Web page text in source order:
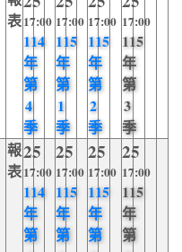
表17:00
114
年
第
4
季
17:00
115
年
第
1
季
17:00
115
年
第
2
季
17:00
115
年
第
3
季
報
表
25
17:00
114
年
第
25
17:00
115
年
第
25
17:00
115
年
第
25
17:00
115
年
第